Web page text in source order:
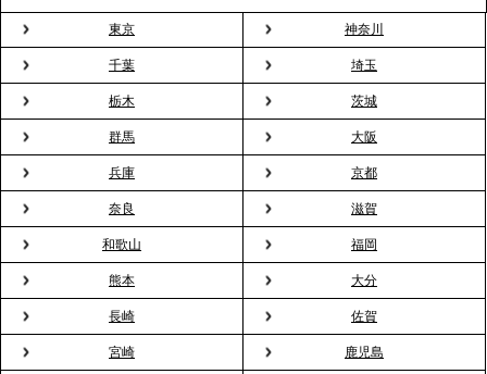
ドブルが紹介されました
2026.3.23
プレスリリースのご案内｜入社式の“そのまま懇親
会”が企業で広がる。 新入社員の交流を支える『オフ
ィスケータリング』という新しい活用法
2026.3.20
NHK「ニュースウオッチ9」で、2ndTable「室内花
見」が紹介されました
2026.3.16
プレスリリースのご案内｜2026年、春の親睦は「花
東京 神奈川
千葉 埼玉
栃木 茨城
群馬 大阪
兵庫 京都
奈良 滋賀
和歌山 福岡
熊本 大分
長崎 佐賀
宮崎 鹿児島